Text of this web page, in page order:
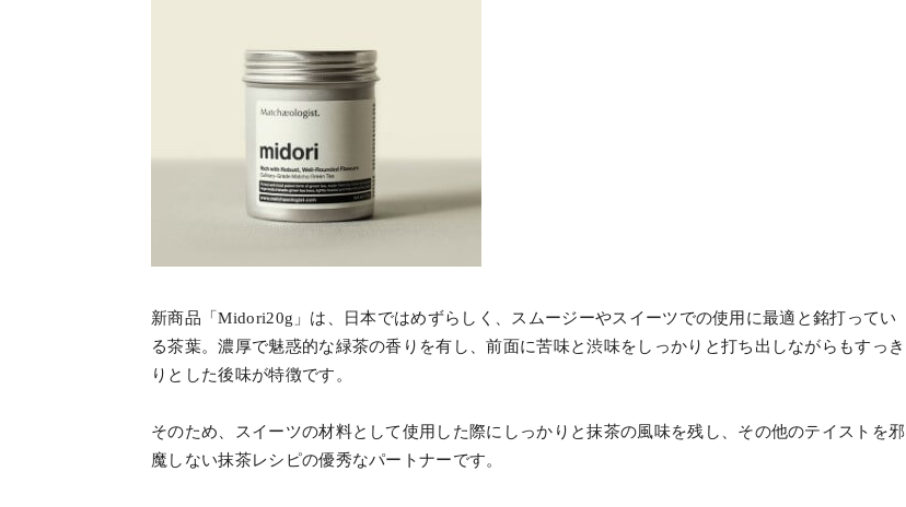
新商品「Midori20g」は、日本ではめずらしく、スムージーやスイーツでの使用に最適と銘打ってい
る茶葉。濃厚で魅惑的な緑茶の香りを有し、前面に苦味と渋味をしっかりと打ち出しながらもすっき
りとした後味が特徴です。
そのため、スイーツの材料として使用した際にしっかりと抹茶の風味を残し、その他のテイストを邪
魔しない抹茶レシピの優秀なパートナーです。